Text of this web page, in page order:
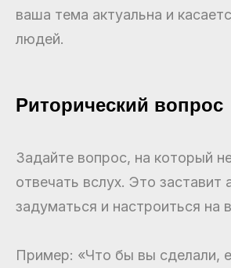
ваша тема актуальна и
людей.
Риторический вопрос
Задайте вопрос, на который
отвечать вслух. Это заставит
задуматься и настроиться на
Пример: «Что бы вы сделали,